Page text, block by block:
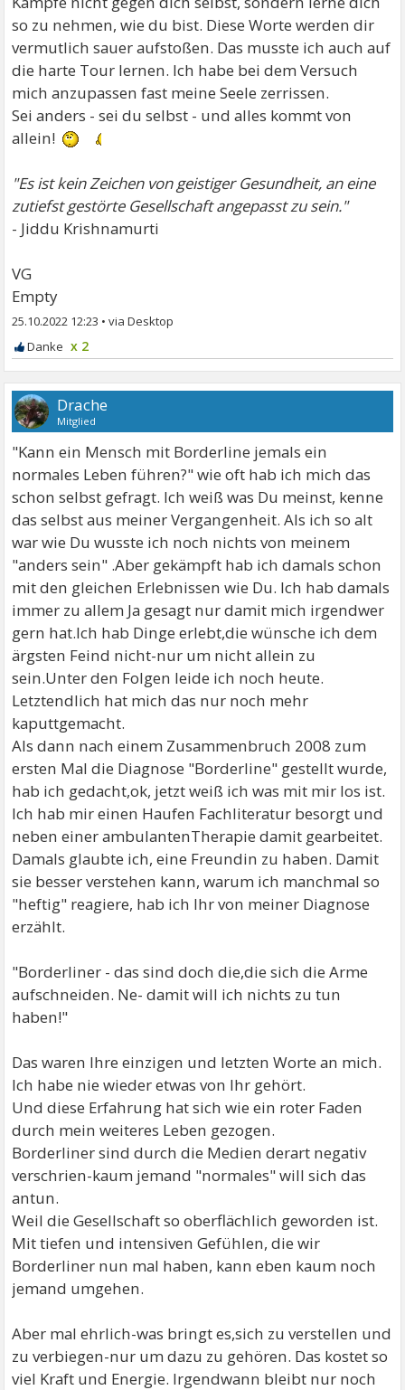
so zu nehmen, wie du bist. Diese Worte werden dir
vermutlich sauer aufstoßen. Das musste ich auch auf
die harte Tour lernen. Ich habe bei dem Versuch
mich anzupassen fast meine Seele zerrissen.
Sei anders - sei du selbst - und alles kommt von
allein!
"Es ist kein Zeichen von geistiger Gesundheit, an eine
zutiefst gestörte Gesellschaft angepasst zu sein."
- Jiddu Krishnamurti
VG
Empty
25.10.2022 12:23 •
x 2
Drache
Mitglied
"Kann ein Mensch mit Borderline jemals ein
normales Leben führen?" wie oft hab ich mich das
schon selbst gefragt. Ich weiß was Du meinst, kenne
das selbst aus meiner Vergangenheit. Als ich so alt
war wie Du wusste ich noch nichts von meinem
"anders sein" .Aber gekämpft hab ich damals schon
mit den gleichen Erlebnissen wie Du. Ich hab damals
immer zu allem Ja gesagt nur damit mich irgendwer
gern hat.Ich hab Dinge erlebt,die wünsche ich dem
ärgsten Feind nicht-nur um nicht allein zu
sein.Unter den Folgen leide ich noch heute.
Letztendlich hat mich das nur noch mehr
kaputtgemacht.
Als dann nach einem Zusammenbruch 2008 zum
ersten Mal die Diagnose "Borderline" gestellt wurde,
hab ich gedacht,ok, jetzt weiß ich was mit mir los ist.
Ich hab mir einen Haufen Fachliteratur besorgt und
neben einer ambulantenTherapie damit gearbeitet.
Damals glaubte ich, eine Freundin zu haben. Damit
sie besser verstehen kann, warum ich manchmal so
"heftig" reagiere, hab ich Ihr von meiner Diagnose
erzählt.
"Borderliner - das sind doch die,die sich die Arme
aufschneiden. Ne- damit will ich nichts zu tun
haben!"
Das waren Ihre einzigen und letzten Worte an mich.
Ich habe nie wieder etwas von Ihr gehört.
Und diese Erfahrung hat sich wie ein roter Faden
durch mein weiteres Leben gezogen.
Borderliner sind durch die Medien derart negativ
verschrien-kaum jemand "normales" will sich das
antun.
Weil die Gesellschaft so oberflächlich geworden ist.
Mit tiefen und intensiven Gefühlen, die wir
Borderliner nun mal haben, kann eben kaum noch
jemand umgehen.
Aber mal ehrlich-was bringt es,sich zu verstellen und
zu verbiegen-nur um dazu zu gehören. Das kostet so
viel Kraft und Energie. Irgendwann bleibt nur noch